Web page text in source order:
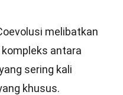
melibatkan
antara
sering kali
khusus.